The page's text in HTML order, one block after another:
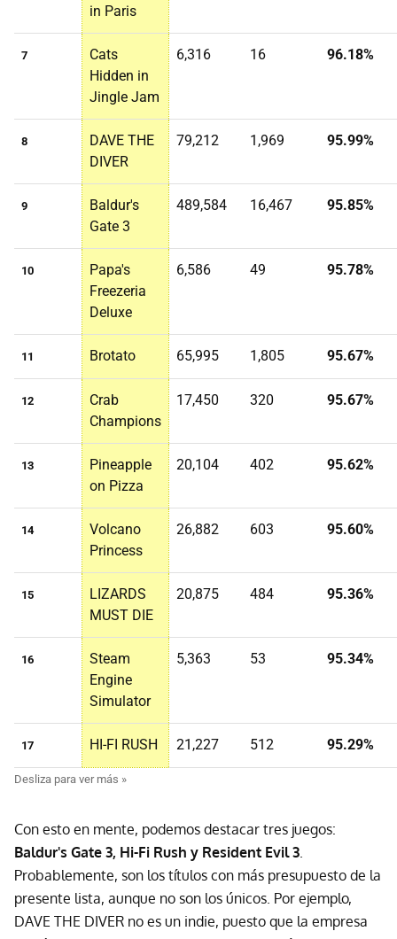
in Paris
7
Cats
Hidden in
Jingle Jam
6,316 16 96.18%
8
DAVE THE
DIVER
79,212 1,969 95.99%
9
Baldur's
Gate 3
489,584 16,467 95.85%
10
Papa's
Freezeria
Deluxe
6,586 49 95.78%
11 Brotato 65,995 1,805 95.67%
12
Crab
Champions
17,450 320 95.67%
13
Pineapple
on Pizza
20,104 402 95.62%
14
Volcano
Princess
26,882 603 95.60%
15
LIZARDS
MUST DIE
20,875 484 95.36%
16
Steam
Engine
Simulator
5,363 53 95.34%
17 HI-FI RUSH 21,227 512 95.29%
Con esto en mente, podemos destacar tres juegos:
Baldur's Gate 3, Hi-Fi Rush y Resident Evil 3.
Probablemente, son los títulos con más presupuesto de la
presente lista, aunque no son los únicos. Por ejemplo,
DAVE THE DIVER no es un indie, puesto que la empresa